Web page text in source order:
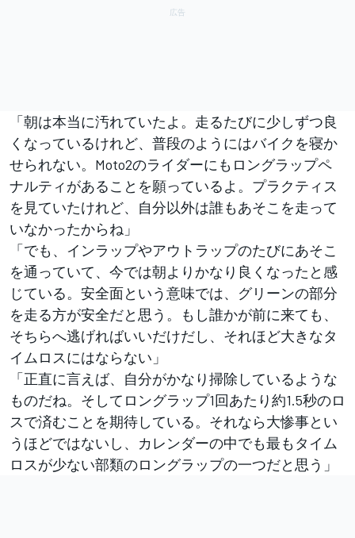
「朝は本当に汚れていたよ。走るたびに少しずつ良
くなっているけれど、普段のようにはバイクを寝か
せられない。Moto2のライダーにもロングラップペ
ナルティがあることを願っているよ。プラクティス
を見ていたけれど、自分以外は誰もあそこを走って
いなかったからね」
「でも、インラップやアウトラップのたびにあそこ
を通っていて、今では朝よりかなり良くなったと感
じている。安全面という意味では、グリーンの部分
を走る方が安全だと思う。もし誰かが前に来ても、
そちらへ逃げればいいだけだし、それほど大きなタ
イムロスにはならない」
「正直に言えば、自分がかなり掃除しているような
ものだね。そしてロングラップ1回あたり約1.5秒のロ
スで済むことを期待している。それなら大惨事とい
うほどではないし、カレンダーの中でも最もタイム
ロスが少ない部類のロングラップの一つだと思う」